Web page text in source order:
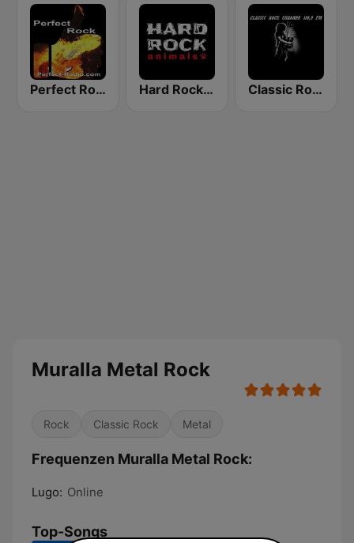
Perfect Rock Hard Rock Animals Classic Rock Granada
Muralla Metal Rock
Rock Classic Rock Metal
Frequenzen Muralla Metal Rock:
Lugo: Online
Top-Songs